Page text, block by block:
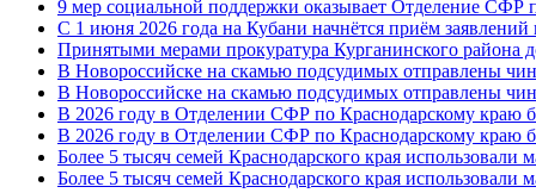
9 мер социальной поддержки оказывает Отделение СФР
С 1 июня 2026 года на Кубани начнётся приём
Принятыми мерами прокуратура Курганинского района
В Новороссийске на скамью подсудимых отправлены
В Новороссийске на скамью подсудимых отправлены
В 2026 году в Отделении СФР по Краснодарскому краю
В 2026 году в Отделении СФР по Краснодарскому краю
Более 5 тысяч семей Краснодарского края
Более 5 тысяч семей Краснодарского края использовали